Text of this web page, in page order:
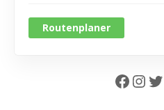
Routenplaner
Facebook InstagramTwitter